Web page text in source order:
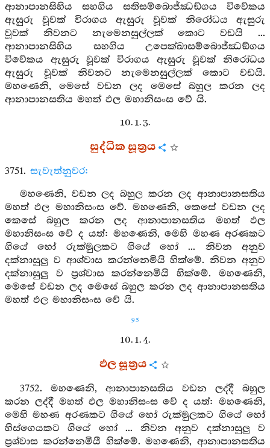
ආනාපානසිහිය සහගිය සතිසම්බොජ්ඣඞ්ගය විවේකය
ඇසුරු වූවක් විරාගය ඇසුරු වූවක් නිරෝධය ඇසුරු
වූවක් නිවනට නැමෙනසුල්ලක් කොට වඩයි ...
ආනාපානසිහිය සහගිය උපෙක්ඛාසම්බොජ්ඣඞ්ගය
විවේකය ඇසුරු වූවක් විරාගය ඇසුරු වූවක් නිරෝධය
ඇසුරු වූවක් නිවනට නැමෙනසුල්ලක් කොට වඩයි.
මහණෙනි, මෙසේ වඩන ලද මෙසේ බහුල කරන ලද
ආනාපානසතිය මහත් ඵල මහානිසංස වේ යි.
10. 1. 3.
සුද්ධික සූත්‍රය
3751. සැවැත්නුවර:
මහණෙනි, වඩන ලද බහුල කරන ලද ආනාපානසතිය
මහත් ඵල මහානිසංස වේ. මහණෙනි, කෙසේ වඩන ලද
කෙසේ බහුල කරන ලද ආනාපානසතිය මහත් ඵල
මහානිසංස වේ ද යත්: මහණෙනි, මෙහි මහණ අරණකට
ගියේ හෝ රුක්මුලකට ගියේ හෝ ... නිවන අනුව
දක්නාසුලු ව ආශ්වාස කරන්නෙමියි හික්මේ. නිවන අනුව
දක්නාසුලු ව ප්‍රශ්වාස කරන්නෙමියි හික්මේ. මහණෙනි,
මෙසේ වඩන ලද මෙසේ බහුල කරන ලද ආනාපානසතිය
මහත් ඵල මහානිසංස වේ යි.
95
10. 1. 4.
ඵල සූත්‍රය
3752. මහණෙනි, ආනාපානසතිය වඩන ලද්දී බහුල
කරන ලද්දී මහත් ඵල මහානිසංස වේ ද යත්: මහණෙනි,
මෙහි මහණ අරණකට ගියේ හෝ රුක්මුලකට ගියේ හෝ
හිස්ගෙයකට ගියේ හෝ ... නිවන අනුව දක්නාසුලු ව
ප්‍රශ්වාස කරන්නෙමියී හික්මේ. මහණෙනි, ආනාපානසතිය